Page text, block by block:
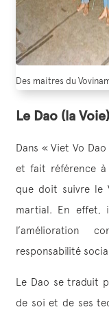
Des maitres du
Le Dao (la Voie)
Dans « Viet Vo
et fait référence
que doit suivre le
martial. En effet,
l’amélioration
responsabilité
Le Dao se traduit
de soi et de ses